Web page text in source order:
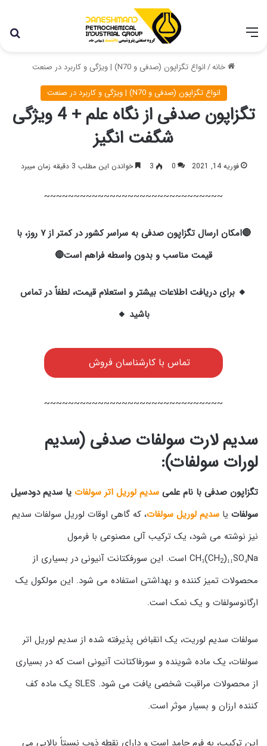
خانه/انواع تگزاپون (صدفی و N70) | ویژگی و کاربرد در صنعت
انواع تگزاپون (صدفی و N70) | ویژگی و کاربرد در صنعت
تگزاپون صدفی از نگاه علم + 4 ویژگی
شگفت‌ انگیز
فوریه 14, 2021 0
3 خواندن این مطلب 3 دقیقه زمان میبرد
~~~~~~~~~~~~~~~~~~~~~~~~~~~~~~
🔴امکان ارسالتگزاپون صدفی
به سراسر کشور در کمتر از ۷ روز، با
قیمت مناسب و بدون واسطه فراهم است🔴
🔸 برای دریافت اطلاعات بیشتر و استعلام قیمت، لطفاً در تماس
باشید 🔸
تماس با کارشناسان فروش
~~~~~~~~~~~~~~~~~~~~~~~~~~~~~~
سدیم لارت سولفات صدفی (سدیم
لورات سولفات):
تگزاپون صدفی با نام علمی سدیم لوریل اتر سولفات یا سدیم دودسیل
سولفات یا سدیم لوریل سولفات، که گاهی اوقات لوریل سولفات سدیم
نیز نوشته می شود، یک ترکیب آلی مصنوعی با فرمول
CH₃(CH2
)₁₁SO₄Na است. این سورفکتانت آنیونی در بسیاری از
محصولات تمیز کننده و بهداشتی استفاده می شود. این مولکول یک
ارگانوسولفات و یک نمک است.
سولفات سدیم لوریت، یک انقباض پذیرفته شده از سدیم لوریل اتر
سولفات، یک ماده شوینده و سورفاکتانت آنیونی است که در بسیاری
از محصولات مراقبت شخصی یافت می شود. SLES یک ماده کف
کننده ارزان و بسیار موثر است.
با توجه به شرایط اخیر در کشور، مجموعه پتروشیمی دانشمند
همچنان با تمام توان در حال فعالیت می باشد.